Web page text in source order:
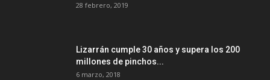
28 febrero, 2019
Lizarrán cumple 30 años y supera los 200
millones de pinchos...
6 marzo, 2018